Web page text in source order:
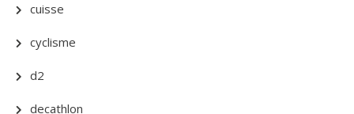
cuisse
cyclisme
d2
decathlon